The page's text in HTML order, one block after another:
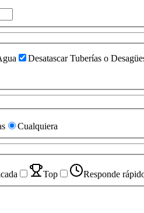
Desatascar Tuberías o
Cualquiera
Top Responde